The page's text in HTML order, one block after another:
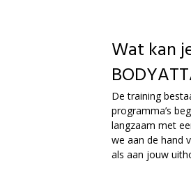
Wat kan
De training
programma’s
langzaam met
we aan de hand
als aan jouw